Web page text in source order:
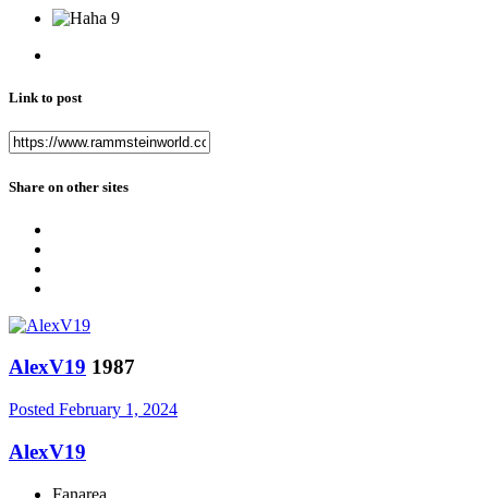
9
Link to post
Share on other sites
AlexV19 1987
Posted February 1, 2024
AlexV19
Fanarea